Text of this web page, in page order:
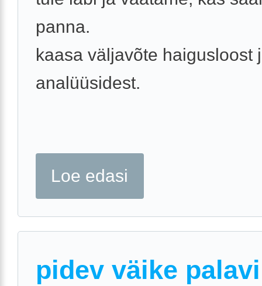
panna.
kaasa väljavõte haigusloost
analüüsidest.
Loe edasi
pidev väike